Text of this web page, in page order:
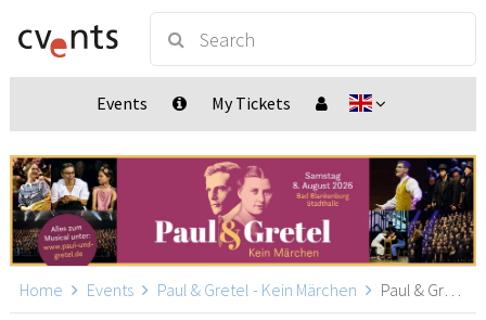
Events My Tickets
Home Events Paul & Gretel - Kein Märchen Paul & Gretel - Kein Märchen, Bad Blankenburg